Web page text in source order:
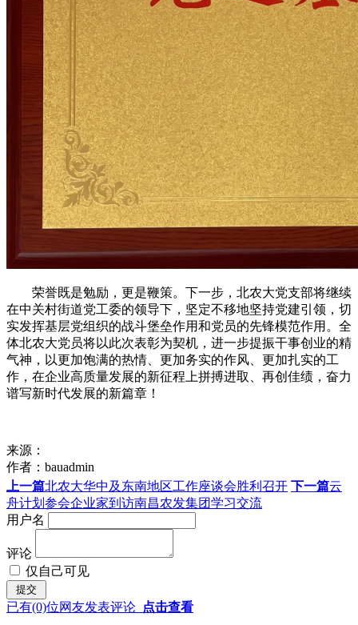
荣誉既是勉励，更是鞭策。下一步，北农大党支部将继续
在中关村街道党工委的领导下，坚定不移地坚持党建引领，切
实发挥基层党组织的战斗堡垒作用和党员的先锋模范作用。全
体北农大党员将以此次表彰为契机，进一步提振干事创业的精
气神，以更加饱满的热情、更加务实的作风、更加扎实的工
作，在企业高质量发展的新征程上拼搏进取、再创佳绩，奋力
谱写新时代发展的新篇章！
来源：
作者： bauadmin
上一篇北农大华中及东南地区工作座谈会胜利召开 下一篇云
舟计划参会企业家到访南昌农发集团学习交流
用户名
评论
仅自己可见
已有(0)位网友发表评论 点击查看